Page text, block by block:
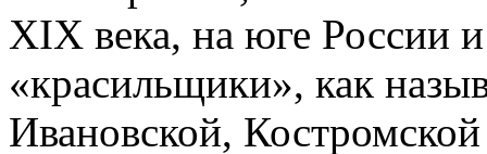
XIX века, на юге России
«красильщики», как
Ивановской,